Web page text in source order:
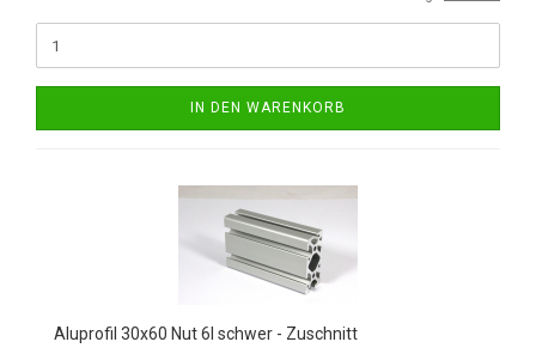
IN DEN WARENKORB
Aluprofil 30x60 Nut 6I schwer - Zuschnitt